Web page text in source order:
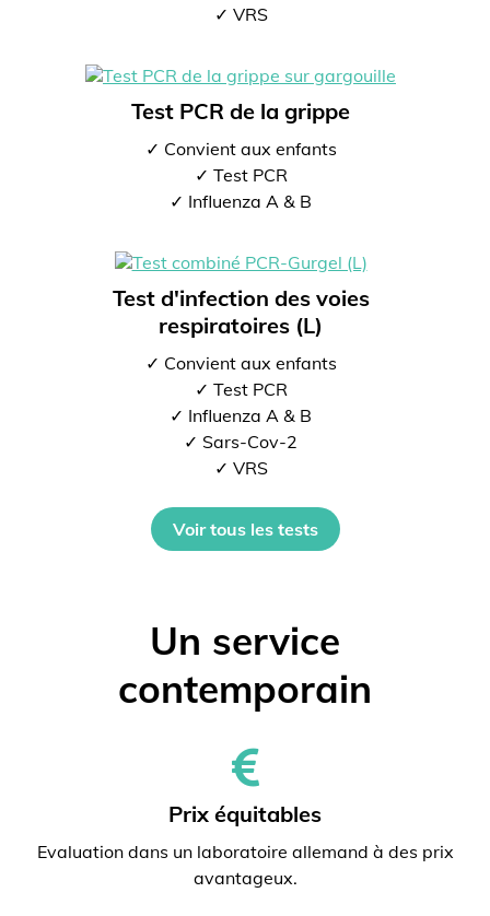
✓ VRS
Test PCR de la grippe
✓ Convient aux enfants
✓ Test PCR
✓ Influenza A & B
Test d'infection des voies
respiratoires (L)
✓ Convient aux enfants
✓ Test PCR
✓ Influenza A & B
✓ Sars-Cov-2
✓ VRS
Voir tous les tests
Un service
contemporain
Prix ​​équitables
Evaluation dans un laboratoire allemand à des prix
avantageux.